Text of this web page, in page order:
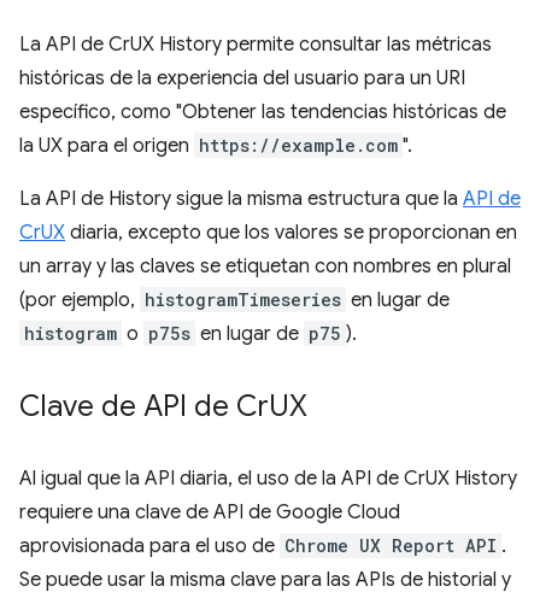
La API de CrUX History permite consultar las métricas
históricas de la experiencia del usuario para un URI
específico, como "Obtener las tendencias históricas de
la UX para el origen https://example.com ".
La API de History sigue la misma estructura que la API de
CrUX diaria, excepto que los valores se proporcionan en
un array y las claves se etiquetan con nombres en plural
(por ejemplo, histogramTimeseries en lugar de
histogram o p75s en lugar de p75 ).
Clave de API de CrUX
Al igual que la API diaria, el uso de la API de CrUX History
requiere una clave de API de Google Cloud
aprovisionada para el uso de Chrome UX Report API .
Se puede usar la misma clave para las APIs de historial y